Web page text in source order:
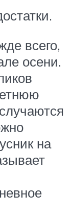
всего,
осени.
на